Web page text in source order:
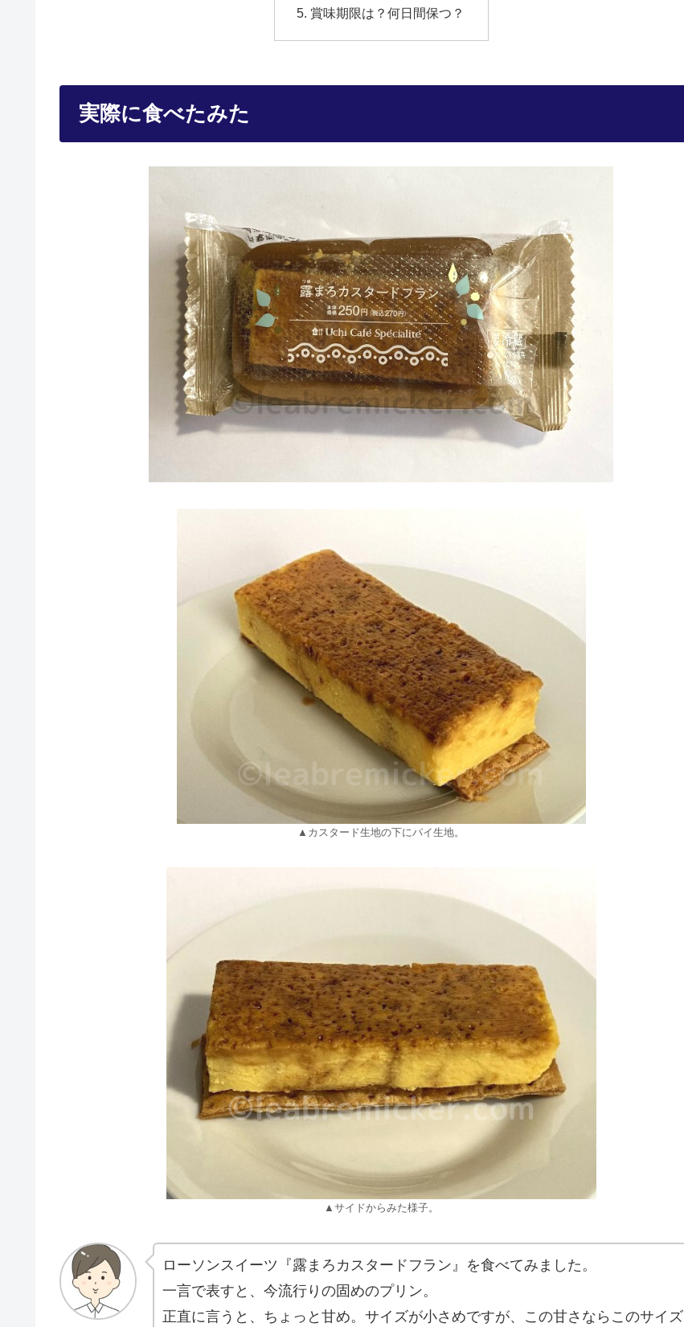
賞味期限は？何日間保つ？
実際に食べたみた
▲カスタード生地の下にパイ生地。
▲サイドからみた様子。
ローソンスイーツ『露まろカスタードフラン』を食べてみました。
一言で表すと、今流行りの固めのプリン。
正直に言うと、ちょっと甘め。サイズが小さめですが、この甘さならこのサイズ